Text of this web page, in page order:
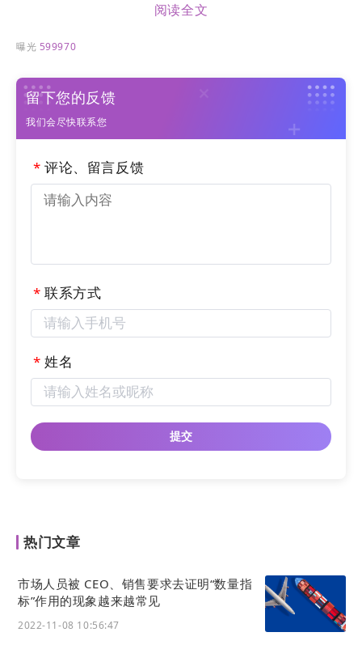
2）进行板块配置设置，各个模块的具体操作请点击图片
或该行文字查看
阅读全文
曝光 599970
留下您的反馈
我们会尽快联系您
*评论、留言反馈
*联系方式
*姓名
热门文章
市场人员被 CEO、销售要求去证明“数量指
标”作用的现象越来越常见
2022-11-08 10:56:47